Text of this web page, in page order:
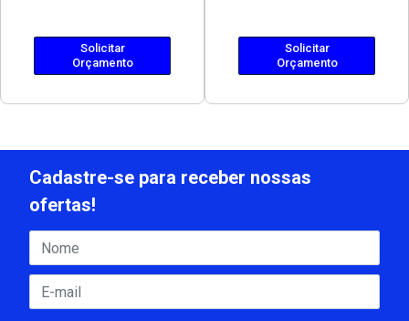
Solicitar
Orçamento
Solicitar
Orçamento
Cadastre-se para receber nossas
ofertas!